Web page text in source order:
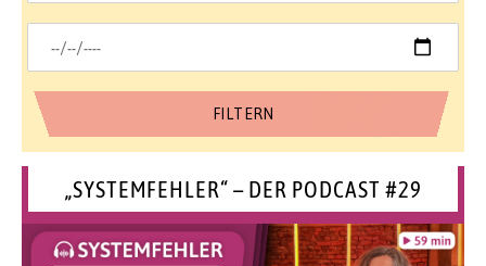
„SYSTEMFEHLER“ – DER PODCAST #29